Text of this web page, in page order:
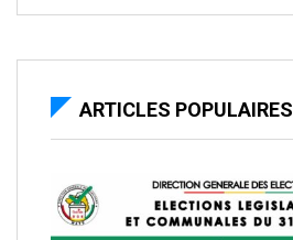
ARTICLES POPULAIRES